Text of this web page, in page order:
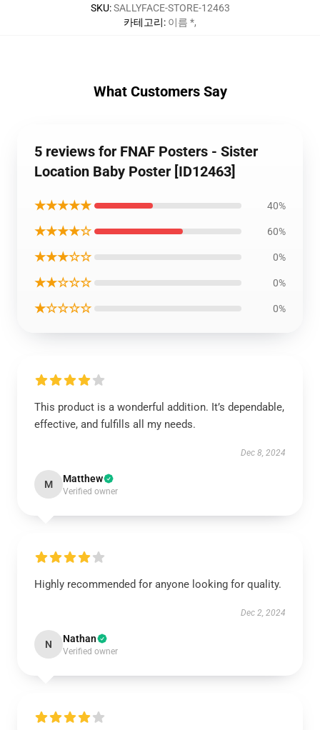
SKU:SALLYFACE-STORE-12463
카테고리: 이름 *,
What Customers Say
5 reviews for FNAF Posters - Sister
Location Baby Poster [ID12463]
★★★★★ 40%
★★★★☆ 60%
★★★☆☆ 0%
★★☆☆☆ 0%
★☆☆☆☆ 0%
This product is a wonderful addition. It’s dependable,
effective, and fulfills all my needs.
Dec 8, 2024
M Matthew
Verified owner
Highly recommended for anyone looking for quality.
Dec 2, 2024
N Nathan
Verified owner